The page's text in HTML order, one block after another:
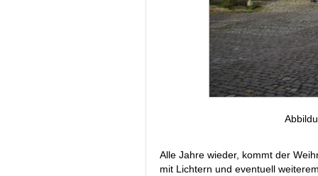
Alle Jahre wieder, kommt der
mit Lichtern und eventuell